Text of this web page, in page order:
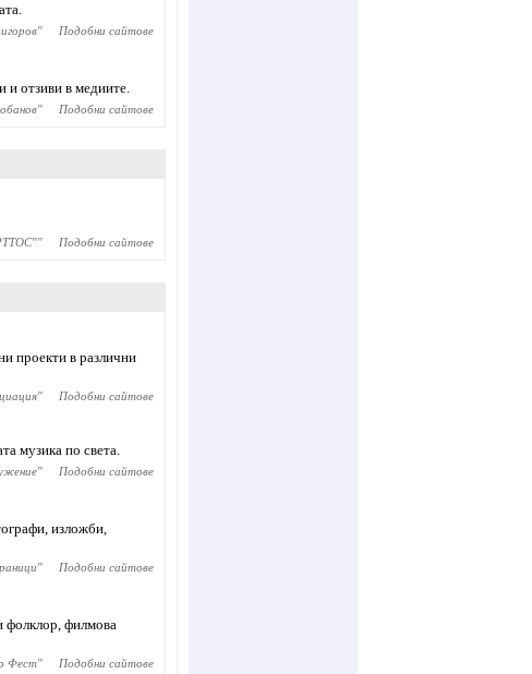
" Подобни сайтове
и отзиви в медиите.
" Подобни сайтове
" Подобни сайтове
проекти в различни
" Подобни сайтове
музика по света.
" Подобни сайтове
изложби,
" Подобни сайтове
фолклор, филмова
Фест" Подобни сайтове